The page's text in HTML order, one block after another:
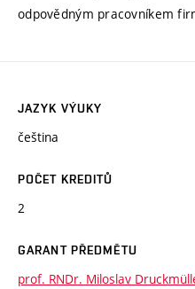
odpovědným pracovníkem
JAZYK VÝUKY
čeština
POČET KREDITŮ
2
GARANT PŘEDMĚTU
prof. RNDr. Miloslav